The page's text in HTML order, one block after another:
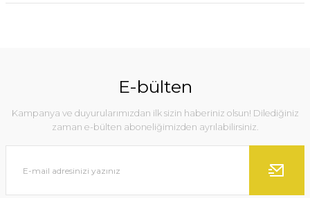
E-bülten
Kampanya ve duyurularımızdan ilk sizin haberiniz olsun! Dilediğiniz
zaman e-bülten aboneliğimizden ayrılabilirsiniz.